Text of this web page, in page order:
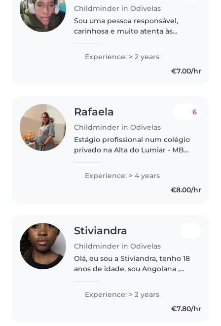
Childminder in Odivelas
Sou uma pessoa responsável,
carinhosa e muito atenta às
de criar um ambiente seguro,
tranquilo e divertido,
respeitando sempre as rotinas e
Experience: > 2 years
€7.00/hr
Rafaela
Childminder in Odivelas
6
Estágio profissional num colégio
privado na Alta do Lumiar - MB
férias de verão, babysitter a full
time durante 2 anos com
atividade terminada e agora..
Experience: > 4 years
€8.00/hr
Stiviandra
Childminder in Odivelas
Olá, eu sou a Stiviandra, tenho 18
anos de idade, sou Angolana ,
Experience: > 2 years
€7.80/hr